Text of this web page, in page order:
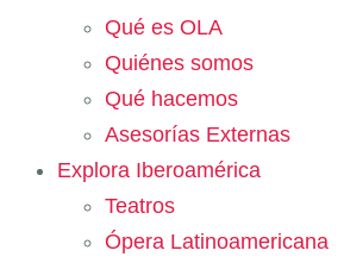
Qué es OLA
Quiénes somos
Qué hacemos
Asesorías Externas
Explora Iberoamérica
Teatros
Ópera Latinoamericana